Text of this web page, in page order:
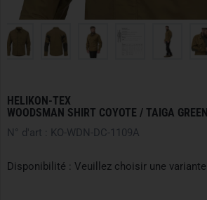
HELIKON-TEX
WOODSMAN SHIRT COYOTE / TAIGA GREEN
N° d'art : KO-WDN-DC-1109A
Disponibilité : Veuillez choisir une variante